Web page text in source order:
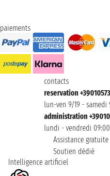
paiements
contacts
reservation
lun-ven 9/19 - samedi
administration
lundi - vendredi 09:00
Assistance gratuite
Soutien dédié
Intelligence artificiel